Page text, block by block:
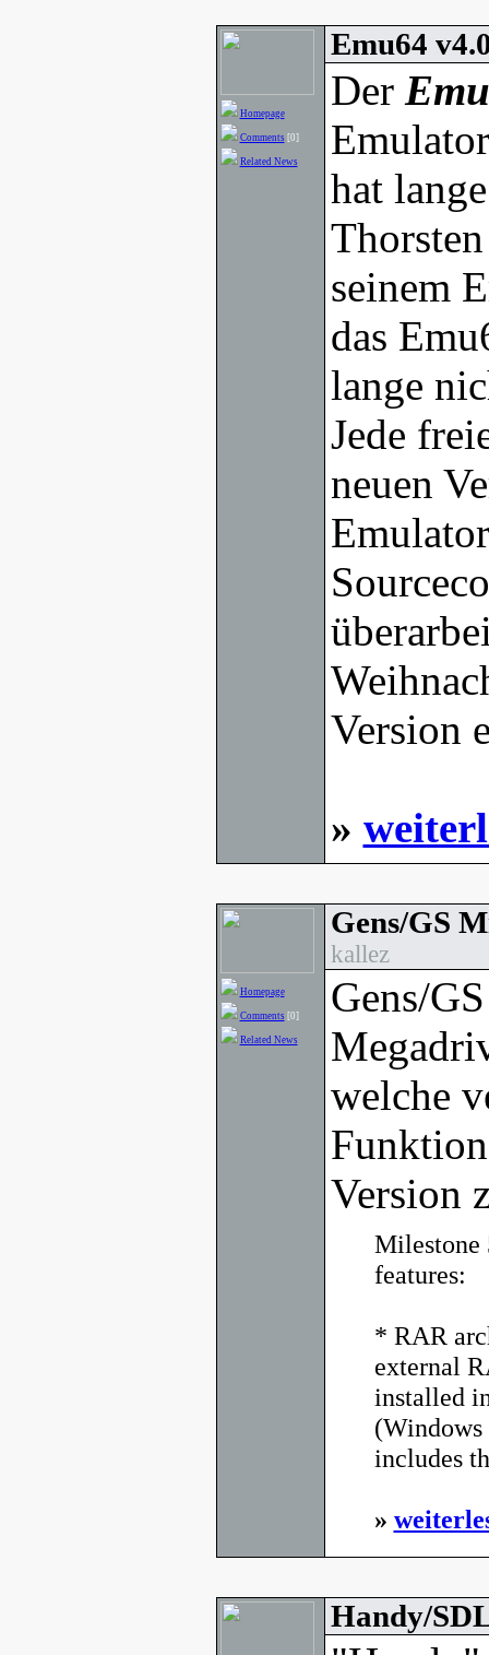
Homepage
Comments [0]
Related News
Emu64
Der
hat
seinem
das
lange
Jede
neuen
Version
»
Homepage
Comments [0]
Related News
Gens/GS
kallez
Gens/
welche
Version
Milestone
features:
* RAR
external
installed
includes
»
Handy/